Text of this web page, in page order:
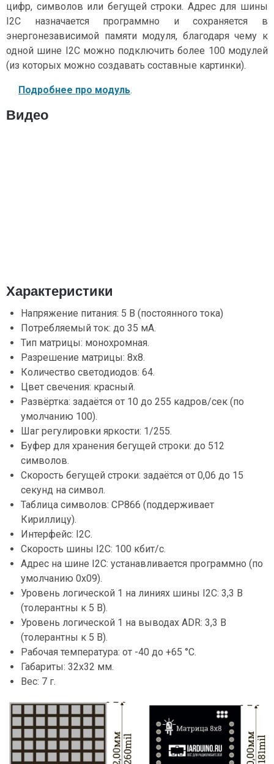
цифр, символов или бегущей строки. Адрес для шины
I2C назначается программно и сохраняется в
энергонезависимой памяти модуля, благодаря чему к
одной шине I2C можно подключить более 100 модулей
(из которых можно создавать составные картинки).
Подробнее про модуль.
Видео
Характеристики
Напряжение питания: 5 В (постоянного тока)
Потребляемый ток: до 35 мА.
Тип матрицы: монохромная.
Разрешение матрицы: 8x8.
Количество светодиодов: 64.
Цвет свечения: красный.
Развёртка: задаётся от 10 до 255 кадров/сек (по
умолчанию 100).
Шаг регулировки яркости: 1/255.
Буфер для хранения бегущей строки: до 512
символов.
Скорость бегущей строки: задаётся от 0,06 до 15
секунд на символ.
Таблица символов: CP866 (поддерживает
Кириллицу).
Интерфейс: I2C.
Скорость шины I2C: 100 кбит/с.
Адрес на шине I2C: устанавливается программно (по
умолчанию 0x09).
Уровень логической 1 на линиях шины I2C: 3,3 В
(толерантны к 5 В).
Уровень логической 1 на выводах ADR: 3,3 В
(толерантны к 5 В).
Рабочая температура: от -40 до +65 °C.
Габариты: 32x32 мм.
Вес: 7 г.